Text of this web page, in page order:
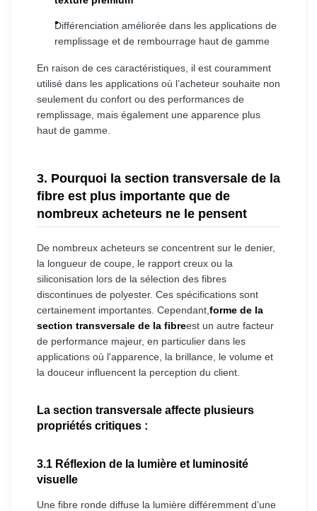
Différenciation améliorée dans les applications de
remplissage et de rembourrage haut de gamme
En raison de ces caractéristiques, il est couramment
utilisé dans les applications où l’acheteur souhaite non
seulement du confort ou des performances de
remplissage, mais également une apparence plus
haut de gamme.
3. Pourquoi la section transversale de la
fibre est plus importante que de
nombreux acheteurs ne le pensent
De nombreux acheteurs se concentrent sur le denier,
la longueur de coupe, le rapport creux ou la
siliconisation lors de la sélection des fibres
discontinues de polyester. Ces spécifications sont
certainement importantes. Cependant, forme de la
section transversale de la fibreest un autre facteur
de performance majeur, en particulier dans les
applications où l'apparence, la brillance, le volume et
la douceur influencent la perception du client.
La section transversale affecte plusieurs
propriétés critiques :
3.1 Réflexion de la lumière et luminosité
visuelle
Une fibre ronde diffuse la lumière différemment d’une